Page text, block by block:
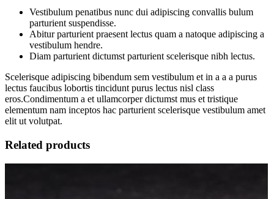
Vestibulum penatibus nunc dui adipiscing convallis bulum
parturient suspendisse.
Abitur parturient praesent lectus quam a natoque adipiscing a
vestibulum hendre.
Diam parturient dictumst parturient scelerisque nibh lectus.
Scelerisque adipiscing bibendum sem vestibulum et in a a a purus
lectus faucibus lobortis tincidunt purus lectus nisl class
eros.Condimentum a et ullamcorper dictumst mus et tristique
elementum nam inceptos hac parturient scelerisque vestibulum amet
elit ut volutpat.
Related products